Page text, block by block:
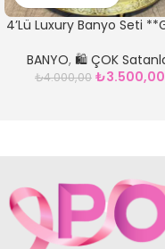
4’Lü Luxury Banyo Seti
BANYO, 🛍️ ÇOK
₺4.000,00 ₺3.500,00